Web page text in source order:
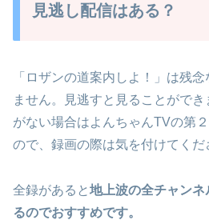
見逃し配信はある？
「ロザンの道案内しよ！」は残
ません。見逃すと見ることがで
がない場合はよんちゃんTVの第
ので、録画の際は気を付けてくだ
全録があると地上波の全チャン
るのでおすすめです。